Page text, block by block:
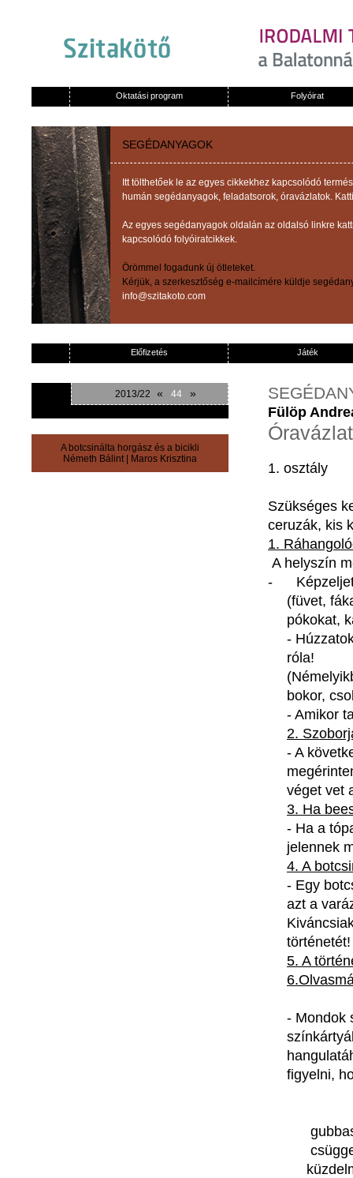
Oktatási program Folyóirat
SEGÉDANYAGOK
Itt tölthetőek le az egyes cikkekhez kapcsolódó
humán segédanyagok, feladatsorok, óravázlatok.
Az egyes segédanyagok oldalán az oldalsó linkre
kapcsolódó folyóiratcikkek.
Örömmel fogadunk új ötleteket.
Kérjük, a szerkesztőség e-mailcímére küldje
info@szitakoto.com
Előfizetés Játék
2013/22 « 44 »
A botcsinálta horgász és a bicikli
Németh Bálint| Maros Krisztina
Fülöp
Óravázlat
1. osztály
Szükséges
ceruzák, kis
1.
A helyszín
-
(füvet,
pókokat,
-
róla!
(
bokor,
- Amikor
2.
- A
véget vet
3. Ha
- Ha a
jelennek
4. A
- Egy
azt a
történetét!
5. A
- Mondok
figyelni,